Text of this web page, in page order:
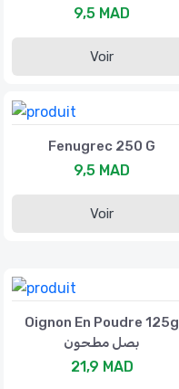
9,5 MAD
Voir
Fenugrec 250 G
9,5 MAD
Voir
Oignon En Poudre 125g
بصل مطحون
21,9 MAD